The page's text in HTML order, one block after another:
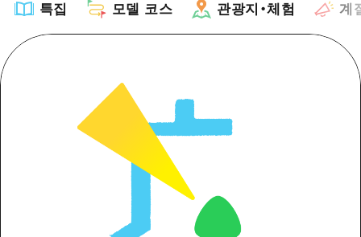
특집 모델 코스 관광지・체험 계
추천
아트
이벤트/축제
모델 코스
목록
Dive! Hiroshima 공식 가이드
Hiroshima Moshimo Travel
관광지・체험
목록
계절 정보